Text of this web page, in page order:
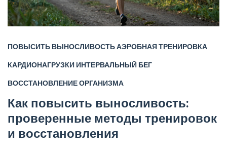
ПОВЫСИТЬ ВЫНОСЛИВОСТЬАЭРОБНАЯ ТРЕНИРОВКА
КАРДИОНАГРУЗКИИНТЕРВАЛЬНЫЙ БЕГ
ВОССТАНОВЛЕНИЕ ОРГАНИЗМА
Как повысить выносливость:
проверенные методы тренировок
и восстановления